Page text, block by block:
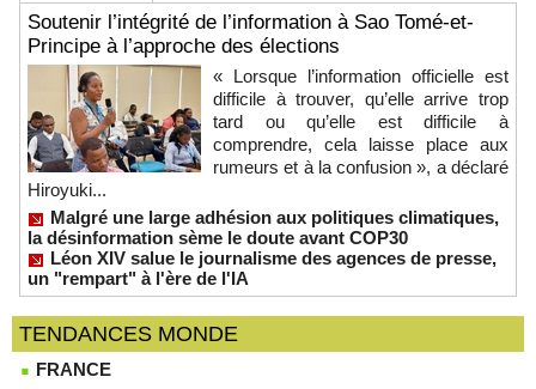
Soutenir l’intégrité de l’information à Sao Tomé-et-
Principe à l’approche des élections
« Lorsque l’information officielle est
difficile à trouver, qu’elle arrive trop
tard ou qu’elle est difficile à
comprendre, cela laisse place aux
rumeurs et à la confusion », a déclaré
Hiroyuki...
Malgré une large adhésion aux politiques climatiques,
la désinformation sème le doute avant COP30
Léon XIV salue le journalisme des agences de presse,
un "rempart" à l'ère de l'IA
TENDANCES MONDE
FRANCE